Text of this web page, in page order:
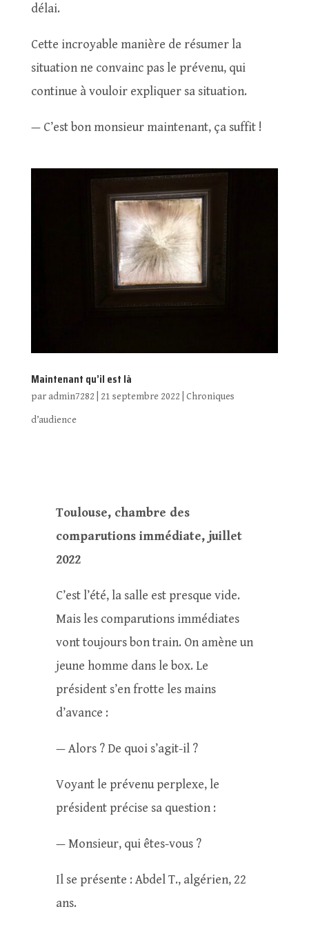
délai.
Cette incroyable manière de résumer la
situation ne convainc pas le prévenu, qui
continue à vouloir expliquer sa situation.
— C’est bon monsieur maintenant, ça suffit !
Maintenant qu’il est là
paradmin7282 21 septembre 2022 Chroniques
d’audience
Toulouse, chambre des
comparutions immédiate, juillet
2022
C’est l’été, la salle est presque vide.
Mais les comparutions immédiates
vont toujours bon train. On amène un
jeune homme dans le box. Le
président s’en frotte les mains
d’avance :
— Alors ? De quoi s’agit-il ?
Voyant le prévenu perplexe, le
président précise sa question :
— Monsieur, qui êtes-vous ?
Il se présente : Abdel T., algérien, 22
ans.